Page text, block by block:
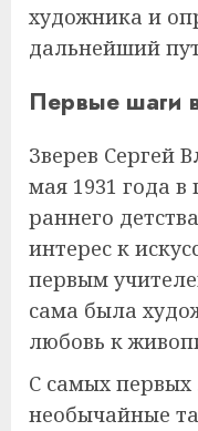
художника и
дальнейший
Первые шаги
Зверев Сергей
мая 1931 года в
раннего
интерес к
первым
сама была
любовь к
С самых первых
необычайные